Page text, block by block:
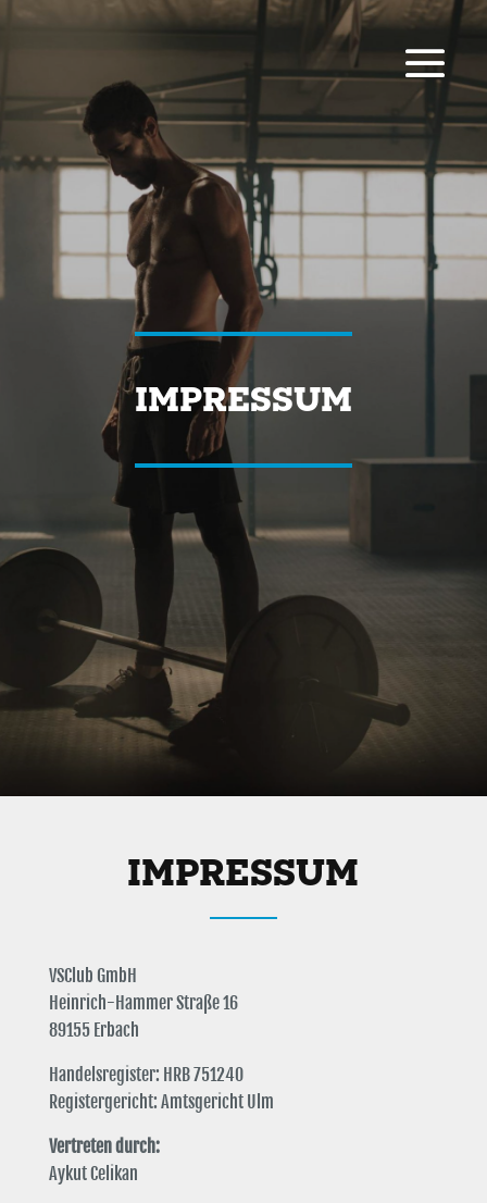
IMPRESSUM
IMPRESSUM
VSClub GmbH
Heinrich-Hammer Straße 16
89155 Erbach
Handelsregister: HRB 751240
Registergericht: Amtsgericht Ulm
Vertreten durch:
Aykut Celikan